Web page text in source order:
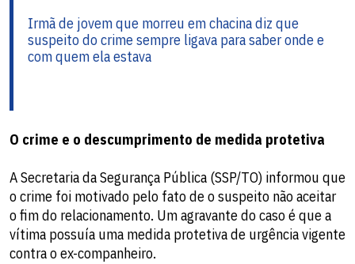
Irmã de jovem que morreu em chacina diz que
suspeito do crime sempre ligava para saber onde e
com quem ela estava
O crime e o descumprimento de medida protetiva
A Secretaria da Segurança Pública (SSP/TO) informou que
o crime foi motivado pelo fato de o suspeito não aceitar
o fim do relacionamento. Um agravante do caso é que a
vítima possuía uma medida protetiva de urgência vigente
contra o ex-companheiro.